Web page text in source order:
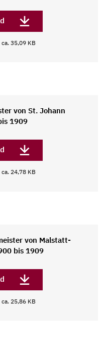
35,09 KB
von St. Johann
1909
24,78 KB
von Malstatt-
bis 1909
25,86 KB